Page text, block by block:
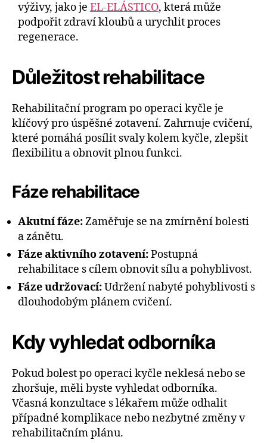
výživy, jako je EL-ELÁSTICO, která může
podpořit zdraví kloubů a urychlit proces
regenerace.
Důležitost rehabilitace
Rehabilitační program po operaci kyčle je
klíčový pro úspěšné zotavení. Zahrnuje cvičení,
které pomáhá posílit svaly kolem kyčle, zlepšit
flexibilitu a obnovit plnou funkci.
Fáze rehabilitace
Akutní fáze:Zaměřuje se na zmírnění bolesti
a zánětu.
Fáze aktivního zotavení:Postupná
rehabilitace s cílem obnovit sílu a pohyblivost.
Fáze udržovací:Udržení nabyté pohyblivosti s
dlouhodobým plánem cvičení.
Kdy vyhledat odborníka
Pokud bolest po operaci kyčle neklesá nebo se
zhoršuje, měli byste vyhledat odborníka.
Včasná konzultace s lékařem může odhalit
případné komplikace nebo nezbytné změny v
rehabilitačním plánu.